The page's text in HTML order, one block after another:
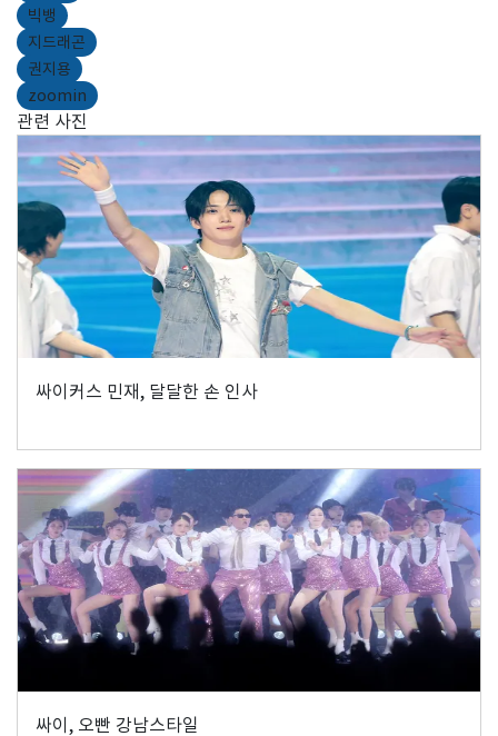
빅뱅
지드래곤
권지용
zoomin
관련 사진
싸이커스 민재, 달달한 손 인사
싸이, 오빤 강남스타일